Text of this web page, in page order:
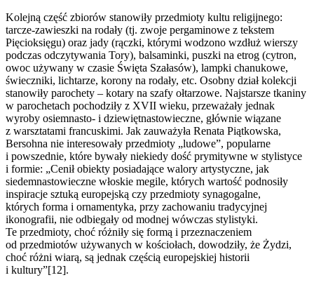
Kolejną część zbiorów stanowiły przedmioty kultu religijnego:
tarcze-zawieszki na rodały (tj. zwoje pergaminowe z tekstem
Pięcioksięgu) oraz jady (rączki, którymi wodzono wzdłuż wierszy
podczas odczytywania Tory), balsaminki, puszki na etrog (cytron,
owoc używany w czasie Święta Szałasów), lampki chanukowe,
świeczniki, lichtarze, korony na rodały, etc. Osobny dział kolekcji
stanowiły parochety – kotary na szafy ołtarzowe. Najstarsze tkaniny
w parochetach pochodziły z XVII wieku, przeważały jednak
wyroby osiemnasto- i dziewiętnastowieczne, głównie wiązane
z warsztatami francuskimi. Jak zauważyła Renata Piątkowska,
Bersohna nie interesowały przedmioty „ludowe”, popularne
i powszednie, które bywały niekiedy dość prymitywne w stylistyce
i formie: „Cenił obiekty posiadające walory artystyczne, jak
siedemnastowieczne włoskie megile, których wartość podnosiły
inspiracje sztuką europejską czy przedmioty synagogalne,
których forma i ornamentyka, przy zachowaniu tradycyjnej
ikonografii, nie odbiegały od modnej wówczas stylistyki.
Te przedmioty, choć różniły się formą i przeznaczeniem
od przedmiotów używanych w kościołach, dowodziły, że Żydzi,
choć różni wiarą, są jednak częścią europejskiej historii
i kultury”[12].